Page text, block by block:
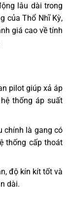
lâu dài trong
của Thổ Nhĩ Kỳ,
giá cao về tính
pilot giúp xả áp
thống áp suất
chính là gang có
thống cấp thoát
độ kín kít tốt và
dài.